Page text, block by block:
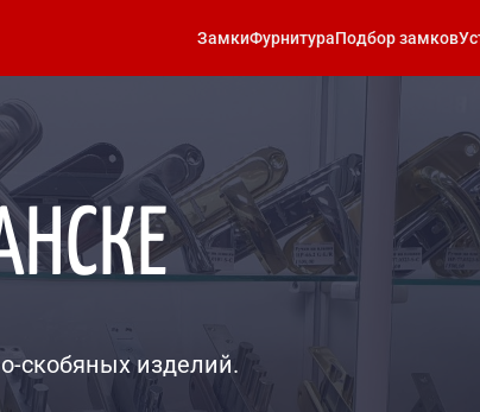
ЗамкиФурнитураПодбор замков
скобяных изделий.